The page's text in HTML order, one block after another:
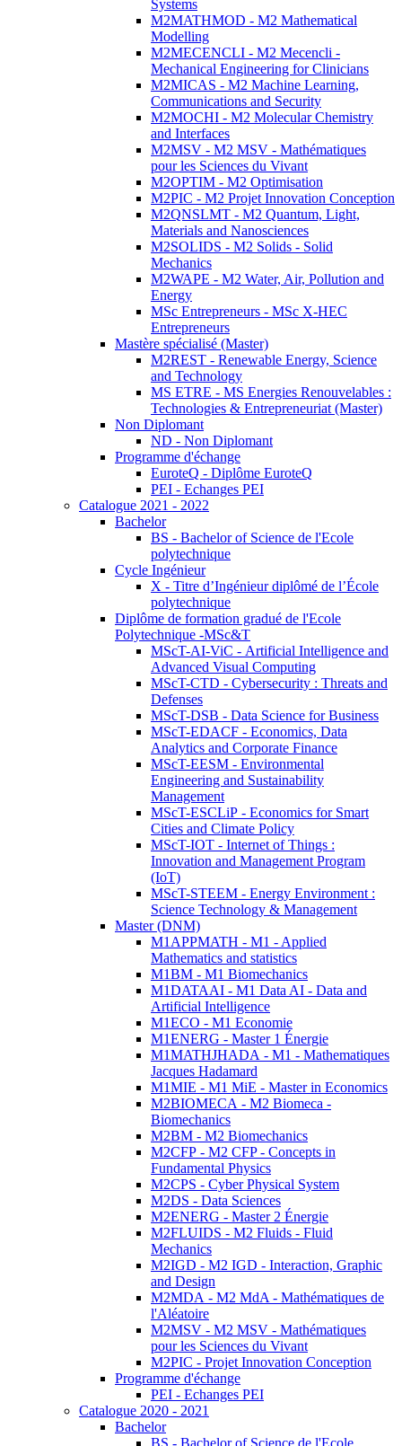
Systems
M2MATHMOD - M2 Mathematical
Modelling
M2MECENCLI - M2 Mecencli -
Mechanical Engineering for Clinicians
M2MICAS - M2 Machine Learning,
Communications and Security
M2MOCHI - M2 Molecular Chemistry
and Interfaces
M2MSV - M2 MSV - Mathématiques
pour les Sciences du Vivant
M2OPTIM - M2 Optimisation
M2PIC - M2 Projet Innovation Conception
M2QNSLMT - M2 Quantum, Light,
Materials and Nanosciences
M2SOLIDS - M2 Solids - Solid
Mechanics
M2WAPE - M2 Water, Air, Pollution and
Energy
MSc Entrepreneurs - MSc X-HEC
Entrepreneurs
Mastère spécialisé (Master)
M2REST - Renewable Energy, Science
and Technology
MS ETRE - MS Energies Renouvelables :
Technologies & Entrepreneuriat (Master)
Non Diplomant
ND - Non Diplomant
Programme d'échange
EuroteQ - Diplôme EuroteQ
PEI - Echanges PEI
Catalogue 2021 - 2022
Bachelor
BS - Bachelor of Science de l'Ecole
polytechnique
Cycle Ingénieur
X - Titre d’Ingénieur diplômé de l’École
polytechnique
Diplôme de formation gradué de l'Ecole
Polytechnique -MSc&T
MScT-AI-ViC - Artificial Intelligence and
Advanced Visual Computing
MScT-CTD - Cybersecurity : Threats and
Defenses
MScT-DSB - Data Science for Business
MScT-EDACF - Economics, Data
Analytics and Corporate Finance
MScT-EESM - Environmental
Engineering and Sustainability
Management
MScT-ESCLiP - Economics for Smart
Cities and Climate Policy
MScT-IOT - Internet of Things :
Innovation and Management Program
(IoT)
MScT-STEEM - Energy Environment :
Science Technology & Management
Master (DNM)
M1APPMATH - M1 - Applied
Mathematics and statistics
M1BM - M1 Biomechanics
M1DATAAI - M1 Data AI - Data and
Artificial Intelligence
M1ECO - M1 Economie
M1ENERG - Master 1 Énergie
M1MATHJHADA - M1 - Mathematiques
Jacques Hadamard
M1MIE - M1 MiE - Master in Economics
M2BIOMECA - M2 Biomeca -
Biomechanics
M2BM - M2 Biomechanics
M2CFP - M2 CFP - Concepts in
Fundamental Physics
M2CPS - Cyber Physical System
M2DS - Data Sciences
M2ENERG - Master 2 Énergie
M2FLUIDS - M2 Fluids - Fluid
Mechanics
M2IGD - M2 IGD - Interaction, Graphic
and Design
M2MDA - M2 MdA - Mathématiques de
l'Aléatoire
M2MSV - M2 MSV - Mathématiques
pour les Sciences du Vivant
M2PIC - Projet Innovation Conception
Programme d'échange
PEI - Echanges PEI
Catalogue 2020 - 2021
Bachelor
BS - Bachelor of Science de l'Ecole